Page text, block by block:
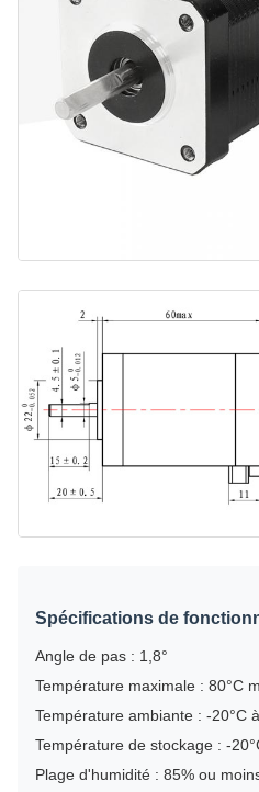
Spécifications de
Angle de pas : 1,8°
Température maximale : 80°C
Température ambiante : -20°C
Température de stockage : -
Plage d'humidité : 85% ou